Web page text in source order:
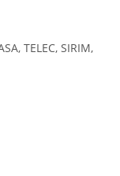
TELEC, SIRIM,